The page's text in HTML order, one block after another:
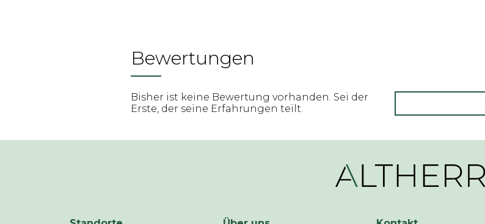
Bewertungen
Bisher ist keine Bewertung vorhanden. Sei der
Erste, der seine Erfahrungen teilt.